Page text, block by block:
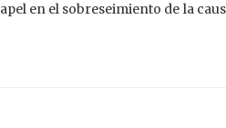
en el sobreseimiento de la